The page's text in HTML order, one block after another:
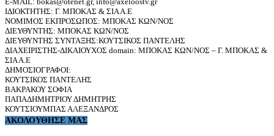
ΙΔΙΟΚΤΗΤΗΣ: Γ. ΜΠΟΚΑΣ & ΣΙΑ Α.Ε
ΝΟΜΙΜΟΣ ΕΚΠΡΟΣΩΠΟΣ: ΜΠΟΚΑΣ ΚΩΝ/ΝΟΣ
ΔΙΕΥΘΥΝΤΗΣ: ΜΠΟΚΑΣ ΚΩΝ/ΝΟΣ
ΔΙΕΥΘΥΝΤΗΣ ΣΥΝΤΑΞΗΣ:ΚΟΥΤΣΙΚΟΣ ΠΑΝΤΕΛΗΣ
ΔΙΑΧΕΙΡΙΣΤΗΣ-ΔΙΚΑΙΟΥΧΟΣ domain: ΜΠΟΚΑΣ ΚΩΝ/ΝΟΣ – Γ. ΜΠΟΚΑΣ &
ΣΙΑ Α.Ε
ΔΗΜΟΣΙΟΓΡΑΦΟΙ:
ΚΟΥΤΣΙΚΟΣ ΠΑΝΤΕΛΗΣ
ΒΑΚΡΑΚΟΥ ΣΟΦΙΑ
ΠΑΠΑΔΗΜΗΤΡΙΟΥ ΔΗΜΗΤΡΗΣ
ΚΟΥΤΣΙΟΥΜΠΑΣ ΑΛΕΞΑΝΔΡΟΣ
ΑΚΟΛΟΥΘΗΣΕ ΜΑΣ